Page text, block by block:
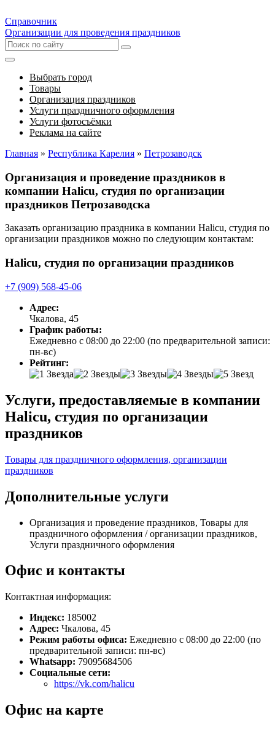
Справочник
Организации для проведения праздников
Выбрать город
Товары
Организация праздников
Услуги праздничного оформления
Услуги фотосъёмки
Реклама на сайте
Главная » Республика Карелия » Петрозаводск
Организация и проведение праздников в
компании Halicu, студия по организации
праздников Петрозаводска
Заказать организацию праздника в компании Halicu, студия по
организации праздников можно по следующим контактам:
Halicu, студия по организации праздников
+7 (909) 568-45-06
Адрес:
Чкалова, 45
График работы:
Ежедневно с 08:00 до 22:00 (по предварительной записи:
пн-вс)
Рейтинг:
Услуги, предоставляемые в компании
Halicu, студия по организации
праздников
Товары для праздничного оформления, организации
праздников
Дополнительные услуги
Организация и проведение праздников, Товары для
праздничного оформления / организации праздников,
Услуги праздничного оформления
Офис и контакты
Контактная информация:
Индекс: 185002
Адрес: Чкалова, 45
Режим работы офиса: Ежедневно с 08:00 до 22:00 (по
предварительной записи: пн-вс)
Whatsapp: 79095684506
Социальные сети:
https://vk.com/halicu
Офис на карте